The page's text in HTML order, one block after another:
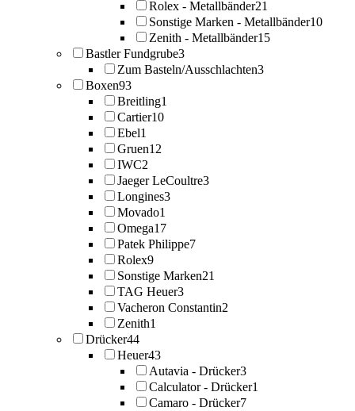
Rolex - Metallbänder21
Sonstige Marken - Metallbänder10
Zenith - Metallbänder15
Bastler Fundgrube3
Zum Basteln/Ausschlachten3
Boxen93
Breitling1
Cartier10
Ebel1
Gruen12
IWC2
Jaeger LeCoultre3
Longines3
Movado1
Omega17
Patek Philippe7
Rolex9
Sonstige Marken21
TAG Heuer3
Vacheron Constantin2
Zenith1
Drücker44
Heuer43
Autavia - Drücker3
Calculator - Drücker1
Camaro - Drücker7